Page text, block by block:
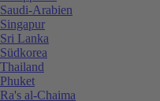
Saudi-Arabien
Singapur
Sri Lanka
Südkorea
Thailand
Phuket
Ra's al-Chaima